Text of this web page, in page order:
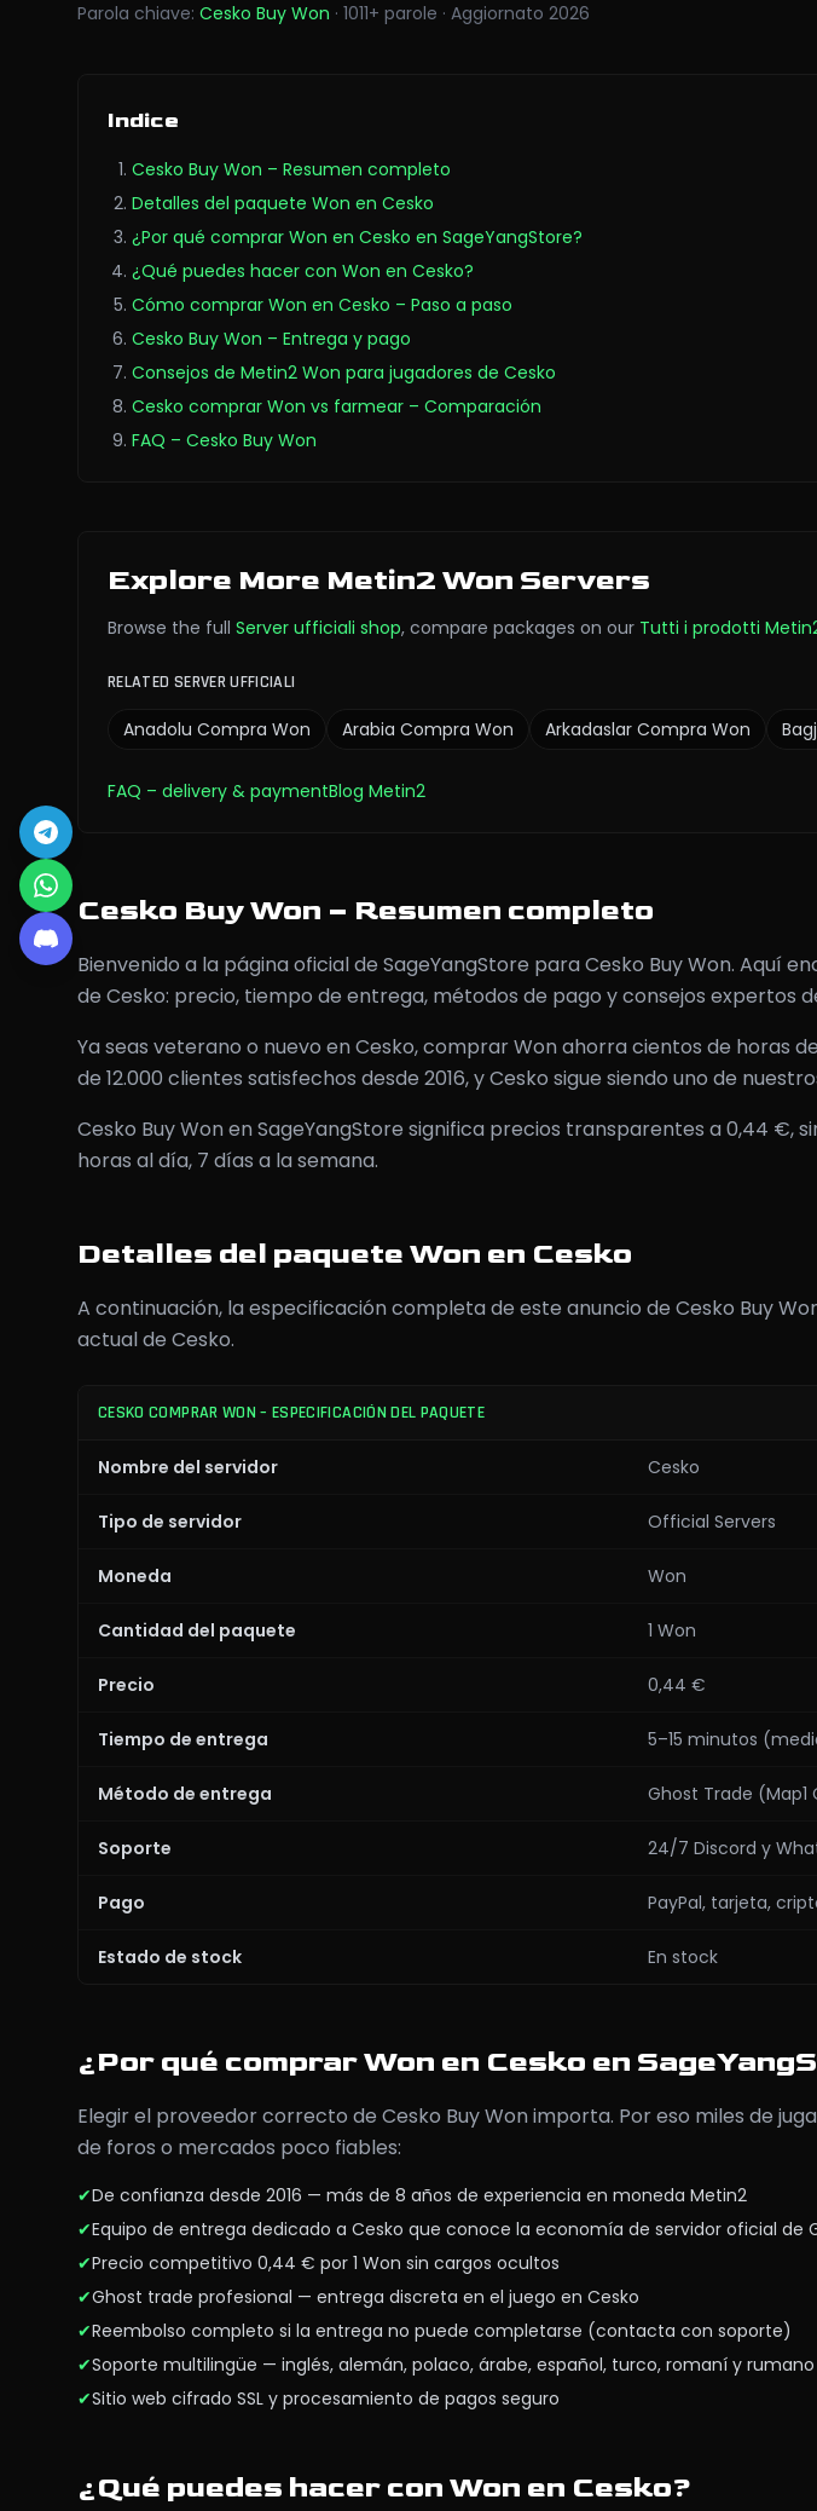
Parola chiave: Cesko Buy Won · 1011+ parole · Aggiornato 2026
Indice
Cesko Buy Won – Resumen completo
Detalles del paquete Won en Cesko
¿Por qué comprar Won en Cesko en SageYangStore?
¿Qué puedes hacer con Won en Cesko?
Cómo comprar Won en Cesko – Paso a paso
Cesko Buy Won – Entrega y pago
Consejos de Metin2 Won para jugadores de Cesko
Cesko comprar Won vs farmear – Comparación
FAQ – Cesko Buy Won
Explore More Metin2 Won Servers
Browse the full Server ufficiali shop, compare packages on our Tutti i prodotti
RELATED SERVER UFFICIALI
Anadolu Compra Won Arabia Compra Won Arkadaslar Compra Won
FAQ – delivery & paymentBlog Metin2
Cesko Buy Won – Resumen completo
Bienvenido a la página oficial de SageYangStore para Cesko Buy Won.
de Cesko: precio, tiempo de entrega, métodos de pago y consejos expertos
Ya seas veterano o nuevo en Cesko, comprar Won ahorra cientos de horas
de 12.000 clientes satisfechos desde 2016, y Cesko sigue siendo uno de
Cesko Buy Won en SageYangStore significa precios transparentes a 0,44 €,
horas al día, 7 días a la semana.
Detalles del paquete Won en Cesko
A continuación, la especificación completa de este anuncio de Cesko Buy
actual de Cesko.
CESKO COMPRAR WON – ESPECIFICACIÓN DEL PAQUETE
Nombre del servidor Cesko
Tipo de servidor Official Servers
Moneda Won
Cantidad del paquete 1 Won
Precio 0,44 €
Tiempo de entrega 5–15 minutos
Método de entrega Ghost Trade (Map1
Soporte 24/7 Discord y
Pago PayPal, tarjeta,
Estado de stock En stock
¿Por qué comprar Won en Cesko en
Elegir el proveedor correcto de Cesko Buy Won importa. Por eso miles de
de foros o mercados poco fiables:
✔De confianza desde 2016 — más de 8 años de experiencia en moneda Metin2
✔Equipo de entrega dedicado a Cesko que conoce la economía de servidor oficial de
✔Precio competitivo 0,44 € por 1 Won sin cargos ocultos
✔Ghost trade profesional — entrega discreta en el juego en Cesko
✔Reembolso completo si la entrega no puede completarse (contacta con soporte)
✔Soporte multilingüe — inglés, alemán, polaco, árabe, español, turco, romaní y rumano
✔Sitio web cifrado SSL y procesamiento de pagos seguro
¿Qué puedes hacer con Won en Cesko?